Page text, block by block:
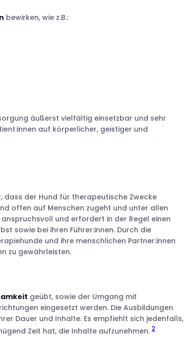
bewirken, wie z.B.:
äußerst vielfältig einsetzbar und sehr
auf körperlicher, geistiger und
dass der Hund für therapeutische Zwecke
offen auf Menschen zugeht und unter allen
und erfordert in der Regel einen
sowie bei ihren Führer:innen. Durch die
und ihre menschlichen Partner:innen
zu gewährleisten.
geübt, sowie der Umgang mit
eingesetzt werden. Die Ausbildungen
Dauer und Inhalte. Es empfiehlt sich jedenfalls,
Zeit hat, die Inhalte aufzunehmen. 2